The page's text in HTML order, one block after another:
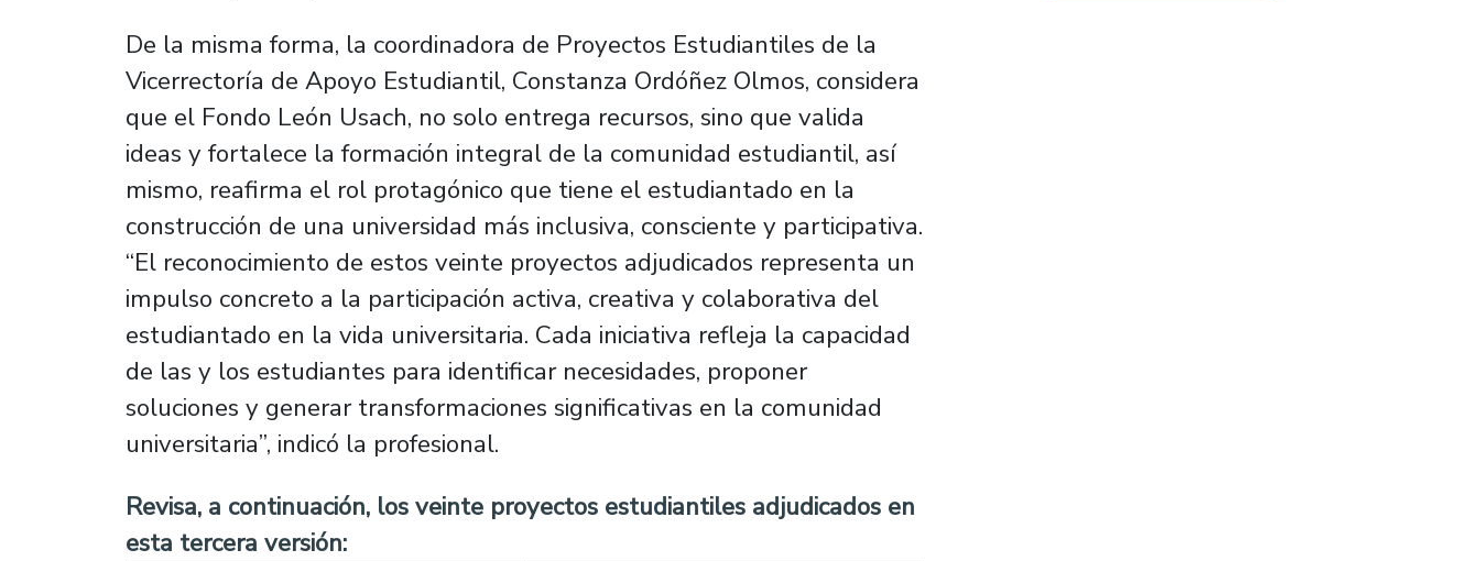
De la misma forma, la coordinadora de Proyectos Estudiantiles de la
Vicerrectoría de Apoyo Estudiantil, Constanza Ordóñez Olmos, considera
que el Fondo León Usach, no solo entrega recursos, sino que valida
ideas y fortalece la formación integral de la comunidad estudiantil, así
mismo, reafirma el rol protagónico que tiene el estudiantado en la
construcción de una universidad más inclusiva, consciente y participativa.
“El reconocimiento de estos veinte proyectos adjudicados representa un
impulso concreto a la participación activa, creativa y colaborativa del
estudiantado en la vida universitaria. Cada iniciativa refleja la capacidad
de las y los estudiantes para identificar necesidades, proponer
soluciones y generar transformaciones significativas en la comunidad
universitaria”, indicó la profesional.
Revisa, a continuación, los veinte proyectos estudiantiles adjudicados en
esta tercera versión: